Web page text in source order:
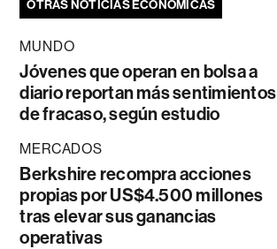
OTRAS NOTICIAS ECONÓMICAS
MUNDO
Jóvenes que operan en bolsa a
diario reportan más sentimientos
de fracaso, según estudio
MERCADOS
Berkshire recompra acciones
propias por US$4.500 millones
tras elevar sus ganancias
operativas